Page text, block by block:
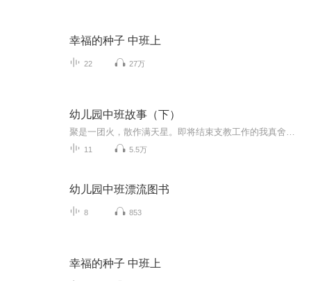
幸福的种子 中班上
22 27万
幼儿园中班故事（下）
11 5.5万
幼儿园中班漂流图书
8 853
幸福的种子 中班上